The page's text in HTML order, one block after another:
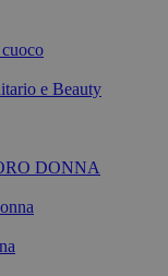
e Beauty
DONNA